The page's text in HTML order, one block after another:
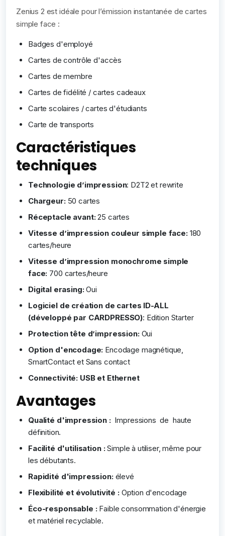
Zenius 2 est idéale pour l’émission instantanée de cartes
simple face :
Badges d'employé
Cartes de contrôle d'accès
Cartes de membre
Cartes de fidélité / cartes cadeaux
Carte scolaires / cartes d'étudiants
Carte de transports
Caractéristiques
techniques
Technologie d’impression: D2T2 et rewrite
Chargeur: 50 cartes
Réceptacle avant:25 cartes
Vitesse d’impression couleur simple face: 180
cartes/heure
Vitesse d’impression monochrome simple
face: 700 cartes/heure
Digital erasing:Oui
Logiciel de création de cartes ID-ALL
(développé par CARDPRESSO): Edition Starter
Protection tête d’impression: Oui
Option d'encodage: Encodage magnétique,
SmartContact et Sans contact
Connectivité: USB et Ethernet
Avantages
Qualité d'impression :Impressions de haute
définition.
Facilité d'utilisation :Simple à utiliser, même pour
les débutants.
Rapidité d'impression: élevé
Flexibilité et évolutivité :Option d'encodage
Éco-responsable :Faible consommation d'énergie
et matériel recyclable.